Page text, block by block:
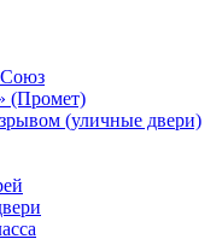
Союз
(Промет)
(уличные двери)